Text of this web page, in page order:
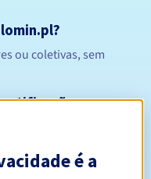
ou coletivas, sem
é a